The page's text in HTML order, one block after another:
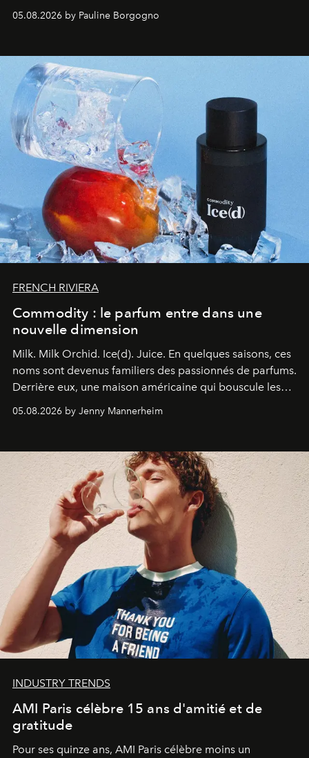
accompagner les explorations du quotidien.
05.08.2026 by Pauline Borgogno
FRENCH RIVIERA
Commodity : le parfum entre dans une
nouvelle dimension
Milk. Milk Orchid. Ice(d). Juice. En quelques saisons, ces
noms sont devenus familiers des passionnés de parfums.
Derrière eux, une maison américaine qui bouscule les
codes de la parfumerie contemporaine en proposant
une approche aussi intuitive que personnelle :
05.08.2026 by Jenny Mannerheim
INDUSTRY TRENDS
AMI Paris célèbre 15 ans d'amitié et de
gratitude
Pour ses quinze ans, AMI Paris célèbre moins un